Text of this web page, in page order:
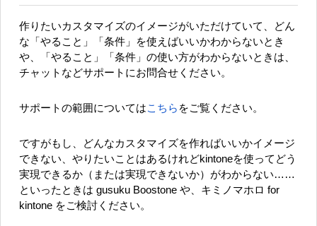
作りたいカスタマイズのイメージがいただけていて、どん
な「やること」「条件」を使えばいいかわからないとき
や、「やること」「条件」の使い方がわからないときは、
チャットなどサポートにお問合せください。
サポートの範囲についてはこちら をご覧ください。
ですがもし、どんなカスタマイズを作ればいいかイメージ
できない、やりたいことはあるけれどkintoneを使ってどう
実現できるか（または実現できないか）がわからない……
といったときは gusuku Boostone や、キミノマホロ for
kintone をご検討ください。